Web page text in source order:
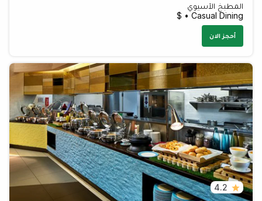
المطبخ الآسيوي
Casual Dining • $
أحجز الان
4.2